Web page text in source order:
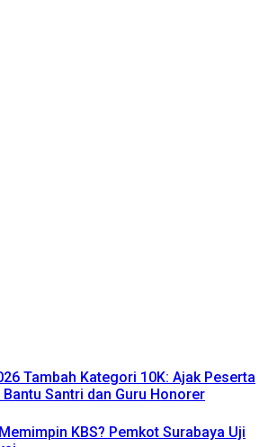
Tambah Kategori 10K: Ajak Peserta
Santri dan Guru Honorer
KBS? Pemkot Surabaya Uji